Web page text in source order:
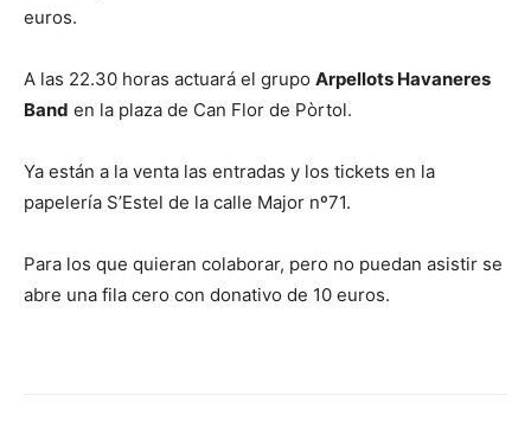
euros.
A las 22.30 horas actuará el grupo Arpellots Havaneres
Band en la plaza de Can Flor de Pòrtol.
Ya están a la venta las entradas y los tickets en la
papelería S’Estel de la calle Major nº71.
Para los que quieran colaborar, pero no puedan asistir se
abre una fila cero con donativo de 10 euros.